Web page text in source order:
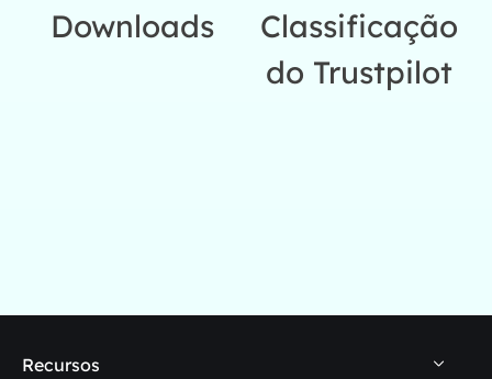
Downloads
Classificação
do Trustpilot
Recursos